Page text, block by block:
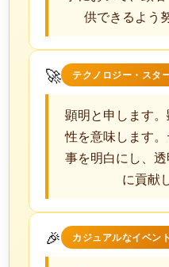
供できるよう
🚀 テクノロジー・スタ
顕明と申します
性を意味します
事を明白にし、
に貢献
🎉 カジュアルなイベント